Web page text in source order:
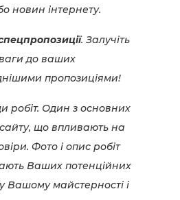
новин інтернету.
. Залучіть
до ваших
пропозиціями!
робіт. Один з основних
сайту, що впливають на
Фото і опис робіт
Ваших потенційних
у Вашому майстерності і